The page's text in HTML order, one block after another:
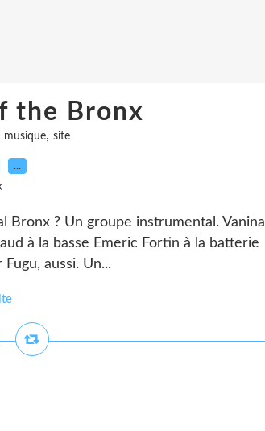
the Bronx
musique, site
…
Bronx ? Un groupe instrumental. Vanina
à la basse Emeric Fortin à la batterie
aussi. Un...